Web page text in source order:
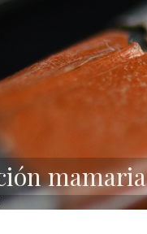
mamaria